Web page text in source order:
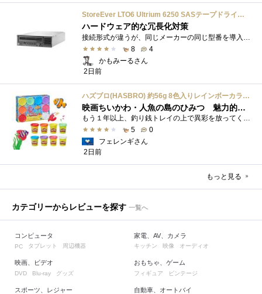
StoreEver LTO6 Ultrium 6250 SASテープドライブ(内蔵型)
ハードウェア的な冗長化対策
接続形式が違うが、同じメーカーの同じ型番を導入しています。製品としてのレビューは下記の方で行っています。いざ使おうとしたときに故障�...
8
4
かもみーるさん
2日前
ハズブロ(HASBRO) 約56g 8色入りレインボーカラーのプレイ・ドー、新学期用品、2才以上のプリスクールの子供向け、子供向けのアート&クラフト 粘土 ねんど、こどもの日、子供の日プレゼント
映画ちいかわ・人魚の島のひみつ 魅力的なビラン：セイレーンを造ってみた
もう１年以上、釣り銭トレイの上で異彩を放ってくれたミャクミャクのマグネット 映画ちいかわ人魚の島のひみつを鑑賞後、素敵なビランのセイ...
5
0
フェレンギさん
2日前
もっと見る
カテゴリーからレビューを探す 一覧へ
コンピュータ
PC タブレット 周辺機器
映画、ビデオ
DVD Blu-ray グッズ
スポーツ、レジャー
家電、AV、カメラ
キッチン 映像 オーディオ
おもちゃ、ゲーム
フィギュア ビンテージ
自動車、オートバイ